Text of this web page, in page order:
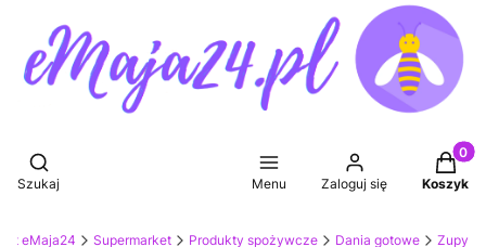
Otwórz wyszukiwarkę
Szukaj Menu Zaloguj się Koszyk
eMaja24 Supermarket Produkty spożywcze Dania gotowe Zupy